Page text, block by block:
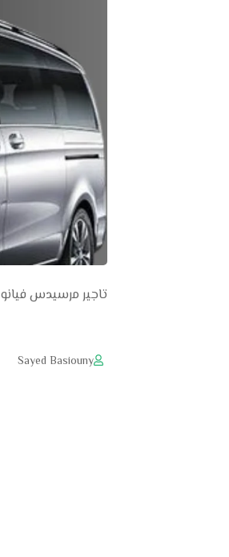
تاجير مرسيدس فيانو
Sayed Basiouny